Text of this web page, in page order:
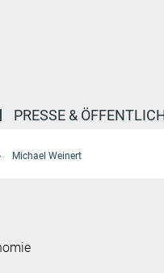
PRESSE &
Michael Weinert